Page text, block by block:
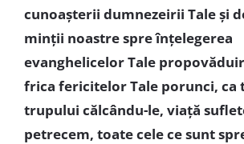
cunoaşterii dumnezeirii Tale şi
minţii noastre spre înţelegerea
evanghelicelor Tale
frica fericitelor Tale porunci, ca
trupului călcându-le, viaţă
petrecem, toate cele ce sunt